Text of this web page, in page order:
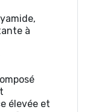
à
élevée et